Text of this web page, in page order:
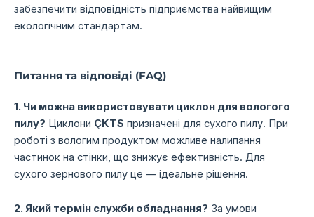
забезпечити відповідність підприємства найвищим
екологічним стандартам.
Питання та відповіді (FAQ)
1. Чи можна використовувати циклон для вологого
пилу? Циклони ÇKTS призначені для сухого пилу. При
роботі з вологим продуктом можливе налипання
частинок на стінки, що знижує ефективність. Для
сухого зернового пилу це — ідеальне рішення.
2. Який термін служби обладнання? За умови